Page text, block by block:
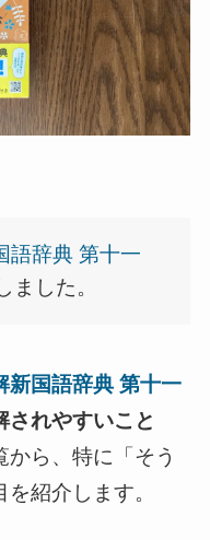
語辞典 第十一
ました。
新国語辞典 第十一
されやすいこと
から、特に「そう
紹介します。